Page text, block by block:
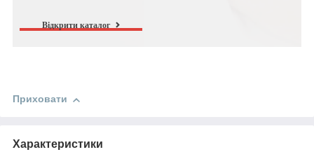
Відкрити каталог
Приховати
Характеристики